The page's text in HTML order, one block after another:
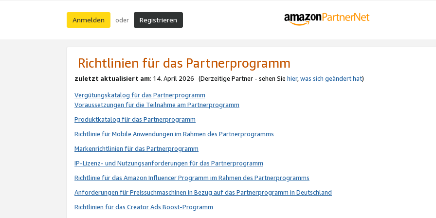
Anmelden oder Registrieren
Richtlinien für das Partnerprogramm
zuletzt aktualisiert am: 14. April 2026 (Derzeitige Partner - sehen Sie hier,was sich geändert hat)
Vergütungskatalog für das Partnerprogramm
Voraussetzungen für die Teilnahme am Partnerprogramm
Produktkatalog für das Partnerprogramm
Richtlinie für Mobile Anwendungen im Rahmen des Partnerprogramms
Markenrichtlinien für das Partnerprogramm
IP-Lizenz- und Nutzungsanforderungen für das Partnerprogramm
Richtlinie für das Amazon Influencer Programm im Rahmen des Partnerprogramms
Anforderungen für Preissuchmaschinen in Bezug auf das Partnerprogramm in Deutschland
Richtlinien für das Creator Ads Boost-Programm